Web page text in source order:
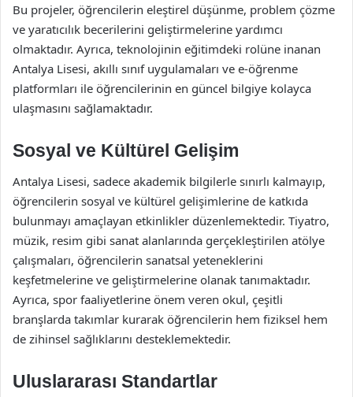
Bu projeler, öğrencilerin eleştirel düşünme, problem çözme
ve yaratıcılık becerilerini geliştirmelerine yardımcı
olmaktadır. Ayrıca, teknolojinin eğitimdeki rolüne inanan
Antalya Lisesi, akıllı sınıf uygulamaları ve e-öğrenme
platformları ile öğrencilerinin en güncel bilgiye kolayca
ulaşmasını sağlamaktadır.
Sosyal ve Kültürel Gelişim
Antalya Lisesi, sadece akademik bilgilerle sınırlı kalmayıp,
öğrencilerin sosyal ve kültürel gelişimlerine de katkıda
bulunmayı amaçlayan etkinlikler düzenlemektedir. Tiyatro,
müzik, resim gibi sanat alanlarında gerçekleştirilen atölye
çalışmaları, öğrencilerin sanatsal yeteneklerini
keşfetmelerine ve geliştirmelerine olanak tanımaktadır.
Ayrıca, spor faaliyetlerine önem veren okul, çeşitli
branşlarda takımlar kurarak öğrencilerin hem fiziksel hem
de zihinsel sağlıklarını desteklemektedir.
Uluslararası Standartlar